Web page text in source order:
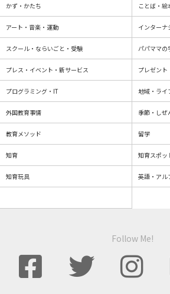
かず・かたち ことば・絵
アート・音楽・運動 インターナ
スクール・ならいごと・受験 パパママの
プレス・イベント・新サービス プレゼント
プログラミング・IT 地域・ライ
外国教育事情 季節・しぜ
教育メソッド 留学
知育 知育スポッ
知育玩具 英語・アル
Follow Me!